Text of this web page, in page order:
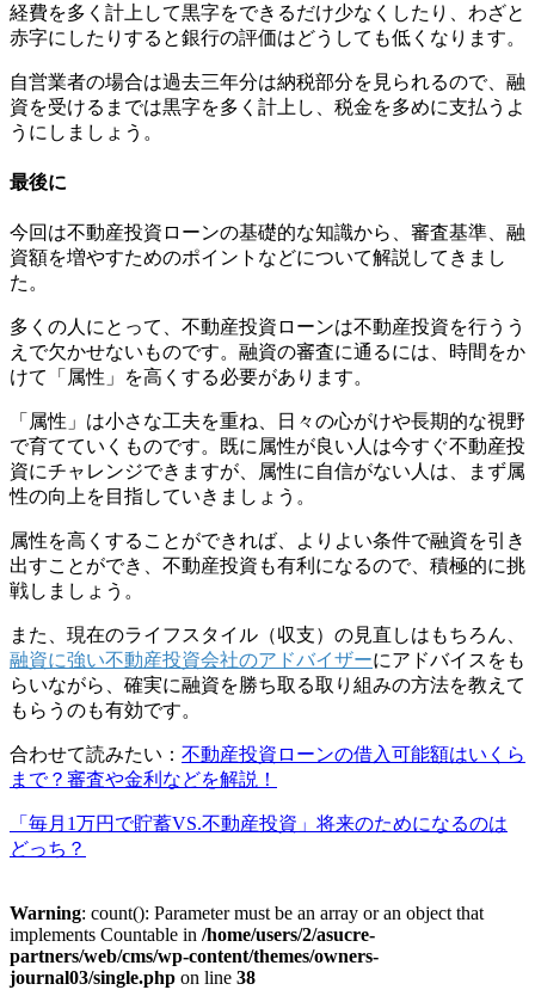
経費を多く計上して黒字をできるだけ少なくしたり、わざと
赤字にしたりすると銀行の評価はどうしても低くなります。
自営業者の場合は過去三年分は納税部分を見られるので、融
資を受けるまでは黒字を多く計上し、税金を多めに支払うよ
うにしましょう。
最後に
今回は不動産投資ローンの基礎的な知識から、審査基準、融
資額を増やすためのポイントなどについて解説してきまし
た。
多くの人にとって、不動産投資ローンは不動産投資を行うう
えで欠かせないものです。融資の審査に通るには、時間をか
けて「属性」を高くする必要があります。
「属性」は小さな工夫を重ね、日々の心がけや長期的な視野
で育てていくものです。既に属性が良い人は今すぐ不動産投
資にチャレンジできますが、属性に自信がない人は、まず属
性の向上を目指していきましょう。
属性を高くすることができれば、よりよい条件で融資を引き
出すことができ、不動産投資も有利になるので、積極的に挑
戦しましょう。
また、現在のライフスタイル（収支）の見直しはもちろん、
融資に強い不動産投資会社のアドバイザーにアドバイスをも
らいながら、確実に融資を勝ち取る取り組みの方法を教えて
もらうのも有効です。
合わせて読みたい： 不動産投資ローンの借入可能額はいくら
まで？審査や金利などを解説！
「毎月1万円で貯蓄VS.不動産投資」将来のためになるのは
どっち？
Warning: count(): Parameter must be an array or an object that
implements Countable in /home/users/2/asucre-
partners/web/cms/wp-content/themes/owners-
journal03/single.php on line 38